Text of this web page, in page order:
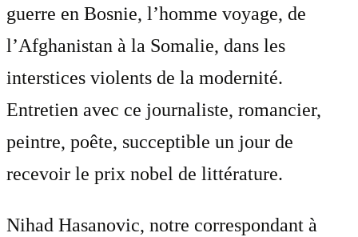
guerre en Bosnie, l’homme voyage, de
l’Afghanistan à la Somalie, dans les
interstices violents de la modernité.
Entretien avec ce journaliste, romancier,
peintre, poête, succeptible un jour de
recevoir le prix nobel de littérature.
Nihad Hasanovic, notre correspondant à